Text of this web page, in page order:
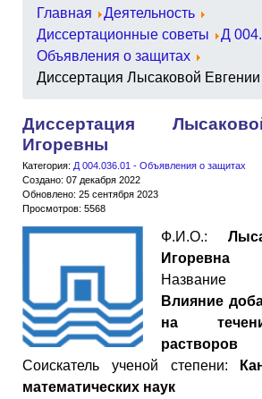
Главная
Деятельность
Диссертационные советы
Д
Объявления о защитах
Диссертация Лысаковой
Диссертация
Игоревны
Категория: Д 004.036.01 - Объявления о защитах
Создано: 07 декабря 2022
Обновлено: 25 сентября 2023
Просмотров: 5568
Ф.И.О.:
Игоревна
Название
Влияние
на
растворов
Cоискатель ученой степени:
математических наук